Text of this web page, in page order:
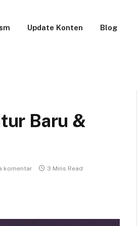
Update Konten Blog
Baru &
komentar 3 Mins Read